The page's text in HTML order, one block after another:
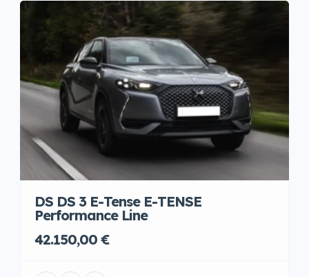
DS DS 3 E-Tense E-TENSE
Performance Line
42.150,00 €